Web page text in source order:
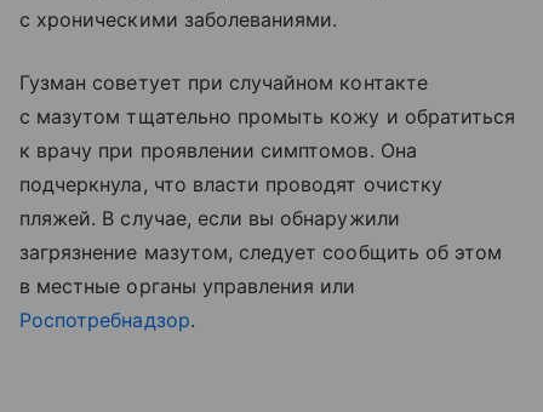
с хроническими заболеваниями.
Гузман советует при случайном контакте
с мазутом тщательно промыть кожу и обратиться
к врачу при проявлении симптомов. Она
подчеркнула, что власти проводят очистку
пляжей. В случае, если вы обнаружили
загрязнение мазутом, следует сообщить об этом
в местные органы управления или
Роспотребнадзор.